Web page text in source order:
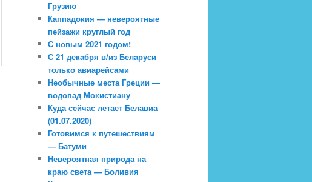
Грузию
Каппадокия — невероятные
пейзажи круглый год
С новым 2021 годом!
С 21 декабря в/из Беларуси
только авиарейсами
Необычные места Греции —
водопад Мокистиану
Куда сейчас летает Белавиа
(01.07.2020)
Готовимся к путешествиям
— Батуми
Невероятная природа на
краю света — Боливия